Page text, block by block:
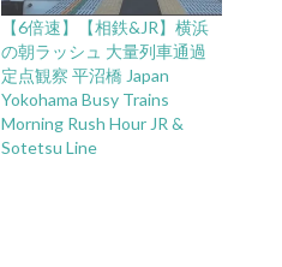
【6倍速】【相鉄&JR】横浜
の朝ラッシュ 大量列車通過
定点観察 平沼橋 Japan
Yokohama Busy Trains
Morning Rush Hour JR &
Sotetsu Line